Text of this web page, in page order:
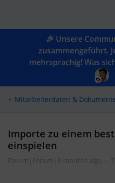
🎉 Unsere
zusammengeführt.
mehrsprachig! Was
Mitarbeiterdaten &
Importe zu einem
einspielen
Forum|Forum|8 months ago